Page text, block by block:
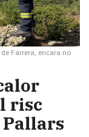
Farrera, encara no
risc